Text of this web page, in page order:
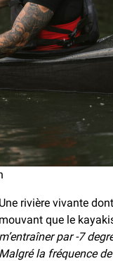
Une rivière vivante
mouvant que le
m’entraîner par -7
Malgré la fréquence